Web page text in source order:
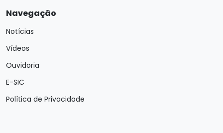
Navegação
Notícias
Vídeos
Ouvidoria
E-SIC
Política de Privacidade